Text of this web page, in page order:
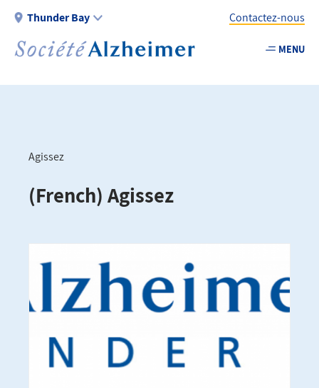
Aller
contenu
Thunder Bay
-
Contactez-nous
MENU
Fil
d'Ariane
Agissez
(French) Agissez